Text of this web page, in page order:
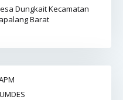
Dungkait Kecamatan
Barat